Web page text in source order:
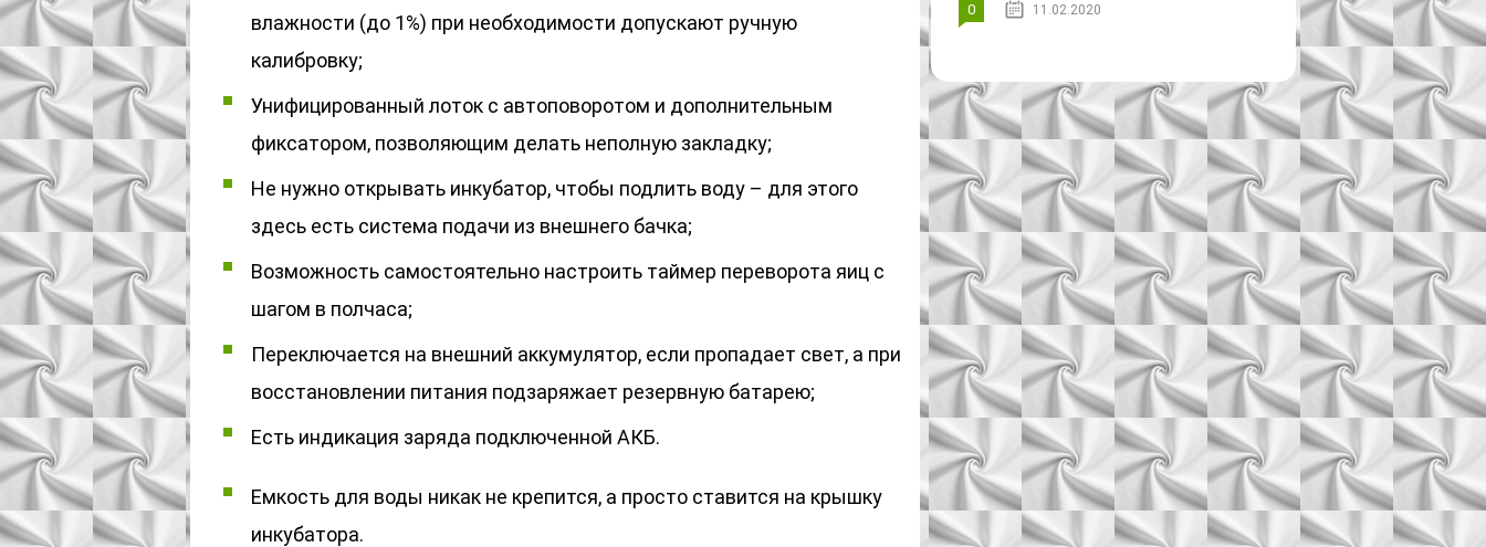
влажности (до 1%) при необходимости допускают ручную
калибровку;
Унифицированный лоток с автоповоротом и дополнительным
фиксатором, позволяющим делать неполную закладку;
Не нужно открывать инкубатор, чтобы подлить воду – для этого
здесь есть система подачи из внешнего бачка;
Возможность самостоятельно настроить таймер переворота яиц с
шагом в полчаса;
Переключается на внешний аккумулятор, если пропадает свет, а при
восстановлении питания подзаряжает резервную батарею;
Есть индикация заряда подключенной АКБ.
Емкость для воды никак не крепится, а просто ставится на крышку
инкубатора.
0 11.02.2020